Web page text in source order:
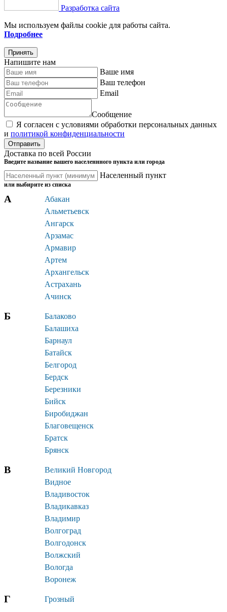
Разработка сайта
Мы используем файлы cookie для работы сайта.
Подробнее
Принять
Напишите нам
Ваше имя
Ваш телефон
Email
Сообщение
Я согласен c условиями обработки персональных данных
и политикой конфиденциальности
Доставка по всей России
Введите название вашего населеннного пункта или города
Населенный пункт
или выбирите из списка
А
Абакан
Альметьевск
Ангарск
Арзамас
Армавир
Артем
Архангельск
Астрахань
Ачинск
Б
Балаково
Балашиха
Барнаул
Батайск
Белгород
Бердск
Березники
Бийск
Биробиджан
Благовещенск
Братск
Брянск
В
Великий Новгород
Видное
Владивосток
Владикавказ
Владимир
Волгоград
Волгодонск
Волжский
Вологда
Воронеж
Г Грозный